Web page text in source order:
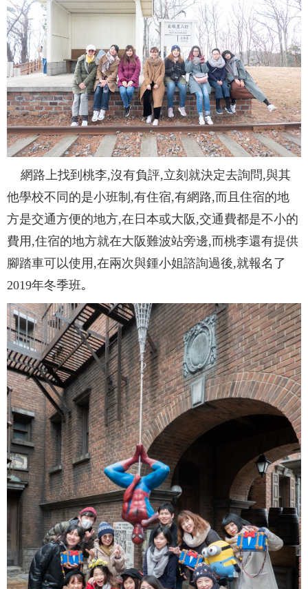
網路上找到桃李,沒有負評,立刻就決定去詢問,與其
他學校不同的是小班制,有住宿,有網路,而且住宿的地
方是交通方便的地方,在日本或大阪,交通費都是不小的
費用,住宿的地方就在大阪難波站旁邊,而桃李還有提供
腳踏車可以使用,在兩次與鍾小姐諮詢過後,就報名了
2019年冬季班｡